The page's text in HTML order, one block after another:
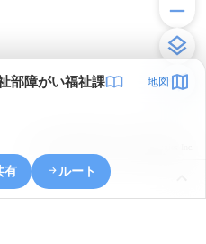
部障がい福祉課 地図
有 ルート